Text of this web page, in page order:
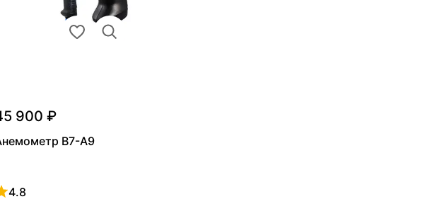
900 ₽
В7-А9
4.8 4.8 из 5